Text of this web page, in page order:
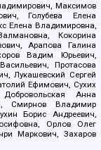
Максимов
Голубева Елена
Елена Владимировна,
Кокорина
Арапова Галина
Вадим Юрьевич,
Протасова
Лукашевский Сергей
Ефимович, Сухих
Анна
Смирнов Владимир
Борис Андреевич,
Орлов Олег
Маркович, Захаров